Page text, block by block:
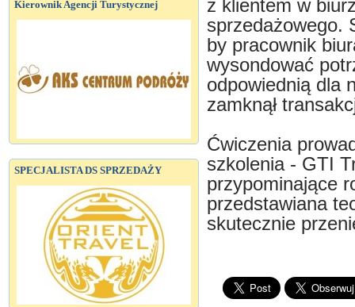
Kierownik Agencji Turystycznej
SPECJALISTA DS SPRZEDAŻY
z klientem w
sprzedażowego.
by pracownik
wysondować
odpowiednią dla
zamknął
Ćwiczenia
szkolenia - GTI
przypominające
przedstawiana
skutecznie